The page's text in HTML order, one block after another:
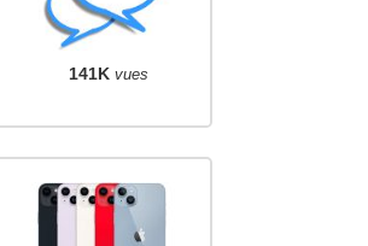
141K vues